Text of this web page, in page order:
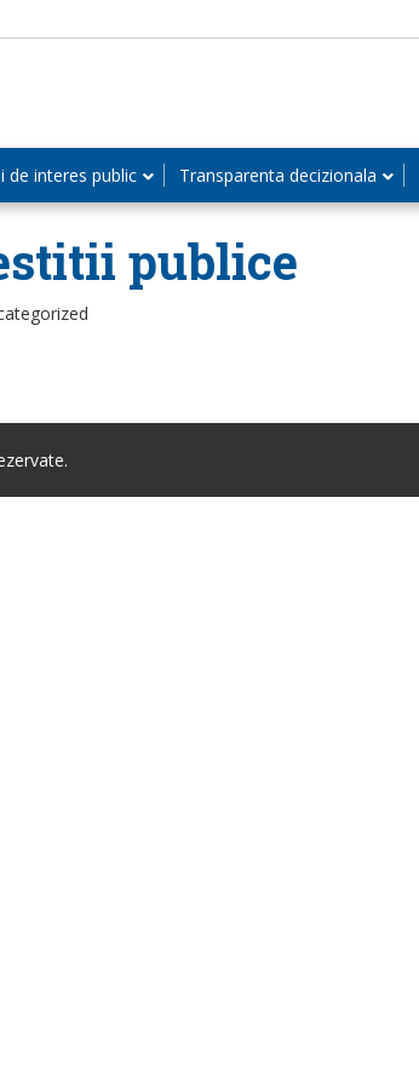
de interes public Transparenta decizionala
publice